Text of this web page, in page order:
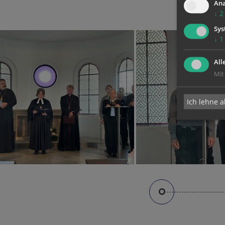
↓ 2
↓ 1
Mit
Ich lehne